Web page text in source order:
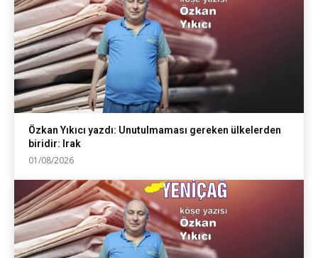
Özkan Yıkıcı yazdı: Unutulmaması gereken ülkelerden
biridir: Irak
01/08/2026